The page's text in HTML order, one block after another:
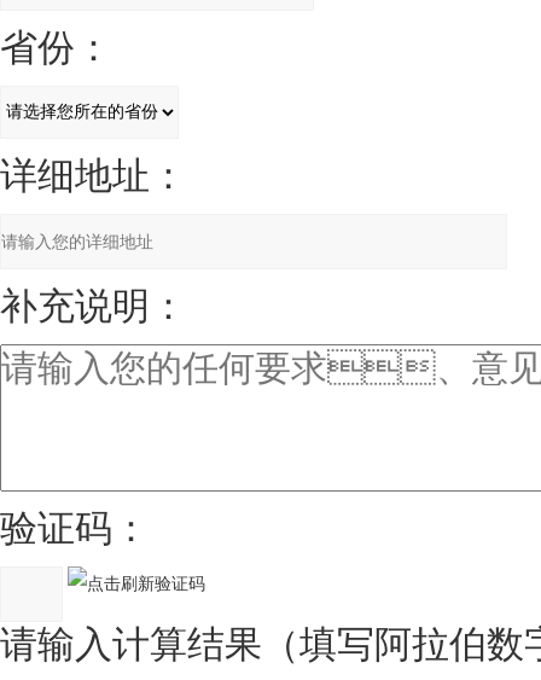
省份：
详细地址：
补充说明：
验证码：
请输入计算结果（填写阿拉伯数字）